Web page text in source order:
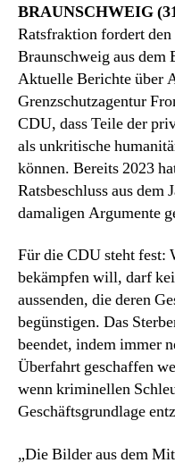
BRAUNSCHWEIG
Ratsfraktion fordert
Braunschweig aus dem
Aktuelle Berichte über
Grenzschutzagentur
CDU, dass Teile der
als unkritische
können. Bereits 2023
Ratsbeschluss aus dem
damaligen Argumente
Für die CDU steht fest:
bekämpfen will, darf
aussenden, die deren
begünstigen. Das
beendet, indem immer
Überfahrt geschaffen
wenn kriminellen
Geschäftsgrundlage
„Die Bilder aus dem